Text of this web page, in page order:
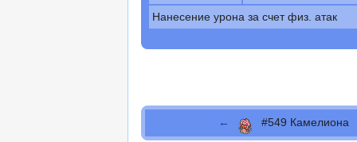
Нанесение урона за счет физ. атак
← #549 Камелиона